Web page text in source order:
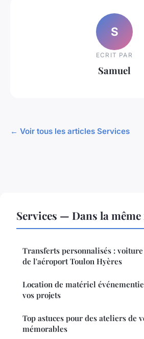
S
ECRIT PAR
Samuel
← Voir tous les articles Services
Services — Dans la
Transferts personnalisés :
de l'aéroport Toulon Hyères
Location de matériel
vos projets
Top astuces pour des ateliers de
mémorables